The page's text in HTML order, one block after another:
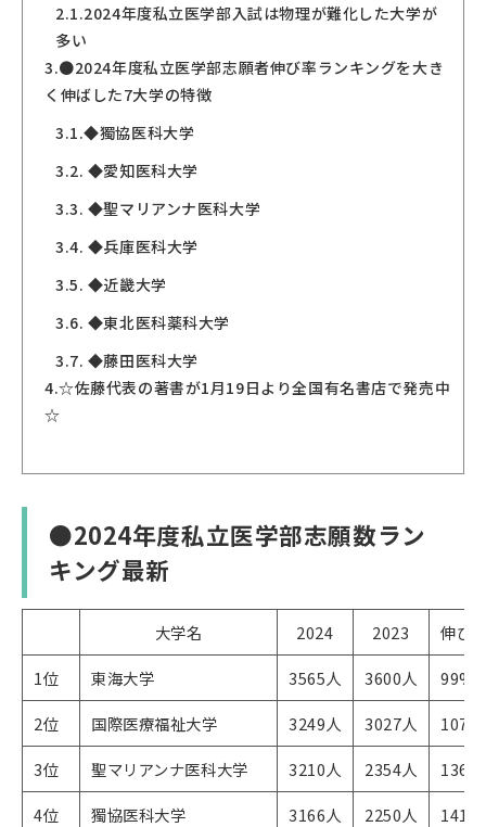
2.1.2024年度私立医学部入試は物理が難化した大学が
多い
3.●2024年度私立医学部志願者伸び率ランキングを大き
く伸ばした7大学の特徴
3.1.◆獨協医科大学
3.2. ◆愛知医科大学
3.3. ◆聖マリアンナ医科大学
3.4. ◆兵庫医科大学
3.5. ◆近畿大学
3.6. ◆東北医科薬科大学
3.7. ◆藤田医科大学
4.☆佐藤代表の著書が1月19日より全国有名書店で発売中
☆
●2024年度私立医学部志願数ラン
キング最新
大学名 2024 2023
伸び
1位
東海大学 3565人 3600人
99%
2位
国際医療福祉大学 3249人 3027人
107%
3位
聖マリアンナ医科大学 3210人 2354人
136%
4位
獨協医科大学 3166人 2250人
141%